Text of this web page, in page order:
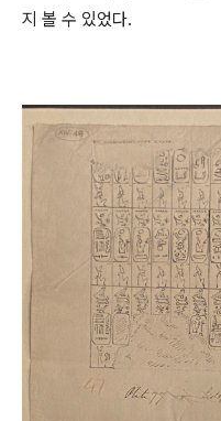
지 볼 수 있었다.